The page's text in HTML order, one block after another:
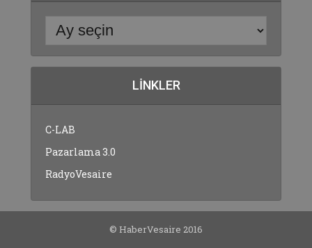
LINKLER
C-LAB
Pazarlama 3.0
RadyoVesaire
© HaberVesaire 2016